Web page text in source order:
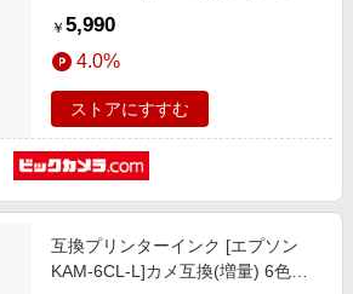
￥ 5,990
4.0%
ストアにすすむ
互換プリンターインク [エプソン
KAM-6CL-L]カメ互換(増量) 6色パ